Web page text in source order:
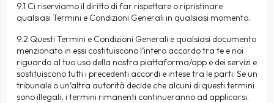
9.1 Ci riserviamo il diritto di far rispettare o ripristinare
qualsiasi Termini e Condizioni Generali in qualsiasi momento.
9.2 Questi Termini e Condizioni Generali e qualsiasi documento
menzionato in essi costituiscono l’intero accordo tra te e noi
riguardo al tuo uso della nostra piattaforma/app e dei servizi e
sostituiscono tutti i precedenti accordi e intese tra le parti. Se un
tribunale o un’altra autorità decide che alcuni di questi termini
sono illegali, i termini rimanenti continueranno ad applicarsi.